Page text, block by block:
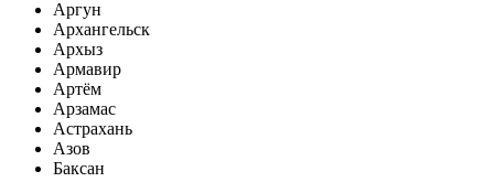
Аргун
Архангельск
Архыз
Армавир
Артём
Арзамас
Астрахань
Азов
Баксан